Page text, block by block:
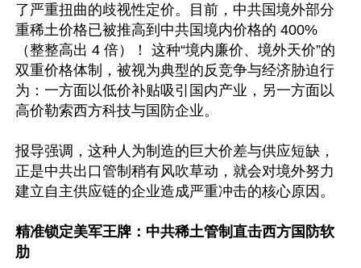
了严重扭曲的歧视性定价。目前，中共国境外部分
重稀土价格已被推高到中共国境内价格的 400%
（整整高出 4 倍）！ 这种“境内廉价、境外天价”的
双重价格体制，被视为典型的反竞争与经济胁迫行
为：一方面以低价补贴吸引国内产业，另一方面以
高价勒索西方科技与国防企业。
报导强调，这种人为制造的巨大价差与供应短缺，
正是中共出口管制稍有风吹草动，就会对境外努力
建立自主供应链的企业造成严重冲击的核心原因。
精准锁定美军王牌：中共稀土管制直击西方国防软
肋